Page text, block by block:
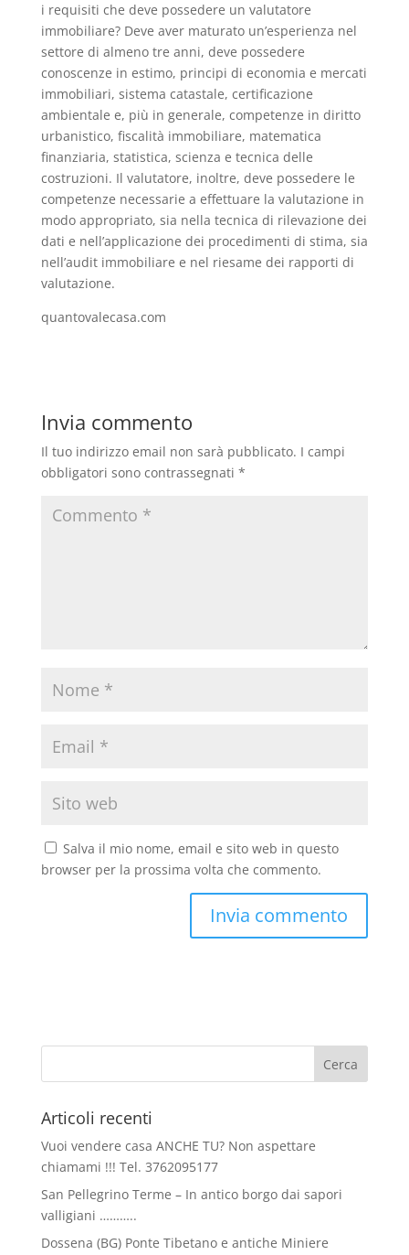
i requisiti che deve possedere un valutatore
immobiliare? Deve aver maturato un’esperienza nel
settore di almeno tre anni, deve possedere
conoscenze in estimo, principi di economia e mercati
immobiliari, sistema catastale, certificazione
ambientale e, più in generale, competenze in diritto
urbanistico, fiscalità immobiliare, matematica
finanziaria, statistica, scienza e tecnica delle
costruzioni. Il valutatore, inoltre, deve possedere le
competenze necessarie a effettuare la valutazione in
modo appropriato, sia nella tecnica di rilevazione dei
dati e nell’applicazione dei procedimenti di stima, sia
nell’audit immobiliare e nel riesame dei rapporti di
valutazione.
quantovalecasa.com
Invia commento
Il tuo indirizzo email non sarà pubblicato. I campi
obbligatori sono contrassegnati *
Salva il mio nome, email e sito web in questo
browser per la prossima volta che commento.
Articoli recenti
Vuoi vendere casa ANCHE TU? Non aspettare
chiamami !!! Tel. 3762095177
San Pellegrino Terme – In antico borgo dai sapori
valligiani ………..
Dossena (BG) Ponte Tibetano e antiche Miniere